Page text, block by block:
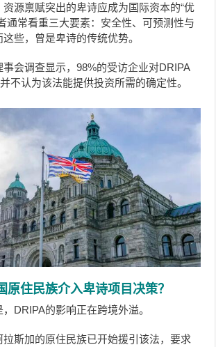
资源禀赋突出的卑诗应成为国际资本的“优
通常看重三大要素：安全性、可预测性与
些，曾是卑诗的传统优势。
事会调查显示，98%的受访企业对DRIPA
不认为该法能提供投资所需的确定性。
原住民族介入卑诗项目决策？
DRIPA的影响正在跨境外溢。
拉斯加的原住民族已开始援引该法，要求